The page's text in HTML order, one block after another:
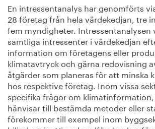
En intressentanalys har genomförts
28 företag från hela värdekedjan, tre
fem myndigheter. Intressentanalysen
samtliga intressenter i värdekedjan
information om företagens eller
klimatavtryck och gärna redovisning
åtgärder som planeras för att minska
hos respektive företag. Inom vissa
specifika frågor om
hänvisar till bestämda metoder eller
förekommer till exempel inom